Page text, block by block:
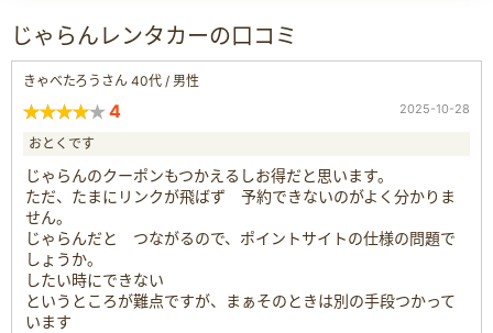
じゃらんレンタカーの口コミ
きゃべたろうさん 40代 / 男性
4 2025-10-28
おとくです
じゃらんのクーポンもつかえるしお得だと思います。
ただ、たまにリンクが飛ばず 予約できないのがよく分かりま
せん。
じゃらんだと つながるので、ポイントサイトの仕様の問題で
しょうか。
したい時にできない
というところが難点ですが、まぁそのときは別の手段つかって
います